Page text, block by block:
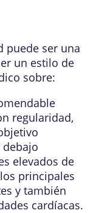
puede ser una
un estilo de
sobre:
regularidad,
debajo
elevados de
principales
y también
cardíacas.